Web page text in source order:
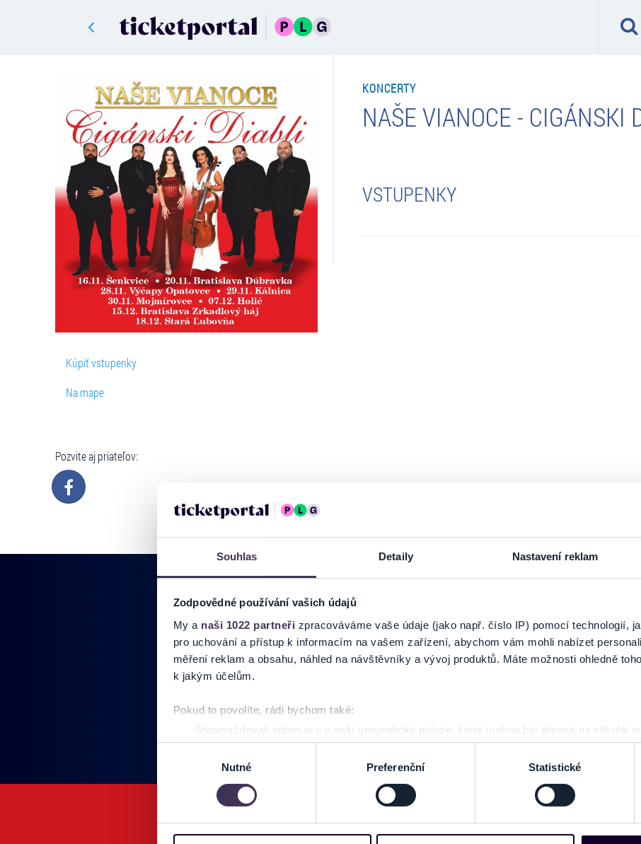
Souhlas Detaily Nastavení reklam
Zodpovědné používání vašich údajů
My a naši 1022 partneři zpracováváme vaše údaje (jako např. číslo IP) pomocí technologií,
pro uchování a přístup k informacím na vašem zařízení, abychom vám mohli nabízet
měření reklam a obsahu, náhled na návštěvníky a vývoj produktů. Máte možnosti ohledně
k jakým účelům.
Pokud to povolíte, rádi bychom také:
Shromažďovali informace o vaší geografické poloze, které mohou být přesné na několik
Identifikovali vaše zařízení pomocí aktivního skenování pro konkrétní charakteristiky
Zjistěte více o tom, jak zpracováváme vaše osobní údaje, a nastavte si předvolby v
části s
můžete kdykoliv změnit nebo odvolat v části Prohlášení o souborech cookie.
informace o vašem zařízení nebo vaší aktivitě na našich webových stránkách. Tyto
Nutné Preferenční Statistické
Kúpiť vstupenky
Na mape
Pozvite aj priateľov:
KONCERTY
NAŠE VIANOCE - CIGÁNSKI
VSTUPENKY
PRIHLÁSIŤ SA KODBERU NOVINIEK
Pridajte sa do zoznamu odberateľov a doručte si najnovšie špeciálne ponuky priamo do
Zadajte svoju e-mailovú adresu, na ktorú vám budeme zasielať novinky. Vaša adresa nebude zdieľaná s tretími stranami.